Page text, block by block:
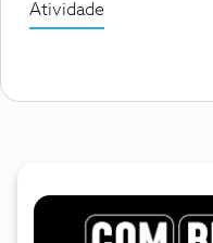
Atividade